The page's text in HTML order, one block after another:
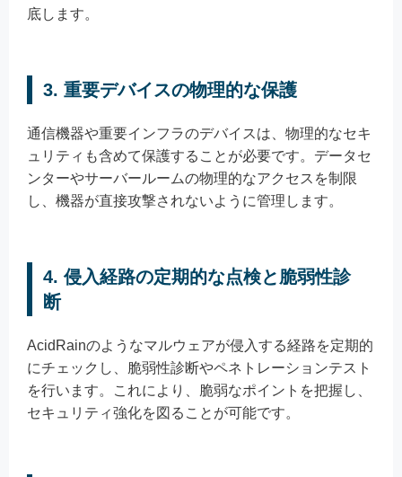
底します。
3. 重要デバイスの物理的な保護
通信機器や重要インフラのデバイスは、物理的なセキ
ュリティも含めて保護することが必要です。データセ
ンターやサーバールームの物理的なアクセスを制限
し、機器が直接攻撃されないように管理します。
4. 侵入経路の定期的な点検と脆弱性診
断
AcidRainのようなマルウェアが侵入する経路を定期的
にチェックし、脆弱性診断やペネトレーションテスト
を行います。これにより、脆弱なポイントを把握し、
セキュリティ強化を図ることが可能です。